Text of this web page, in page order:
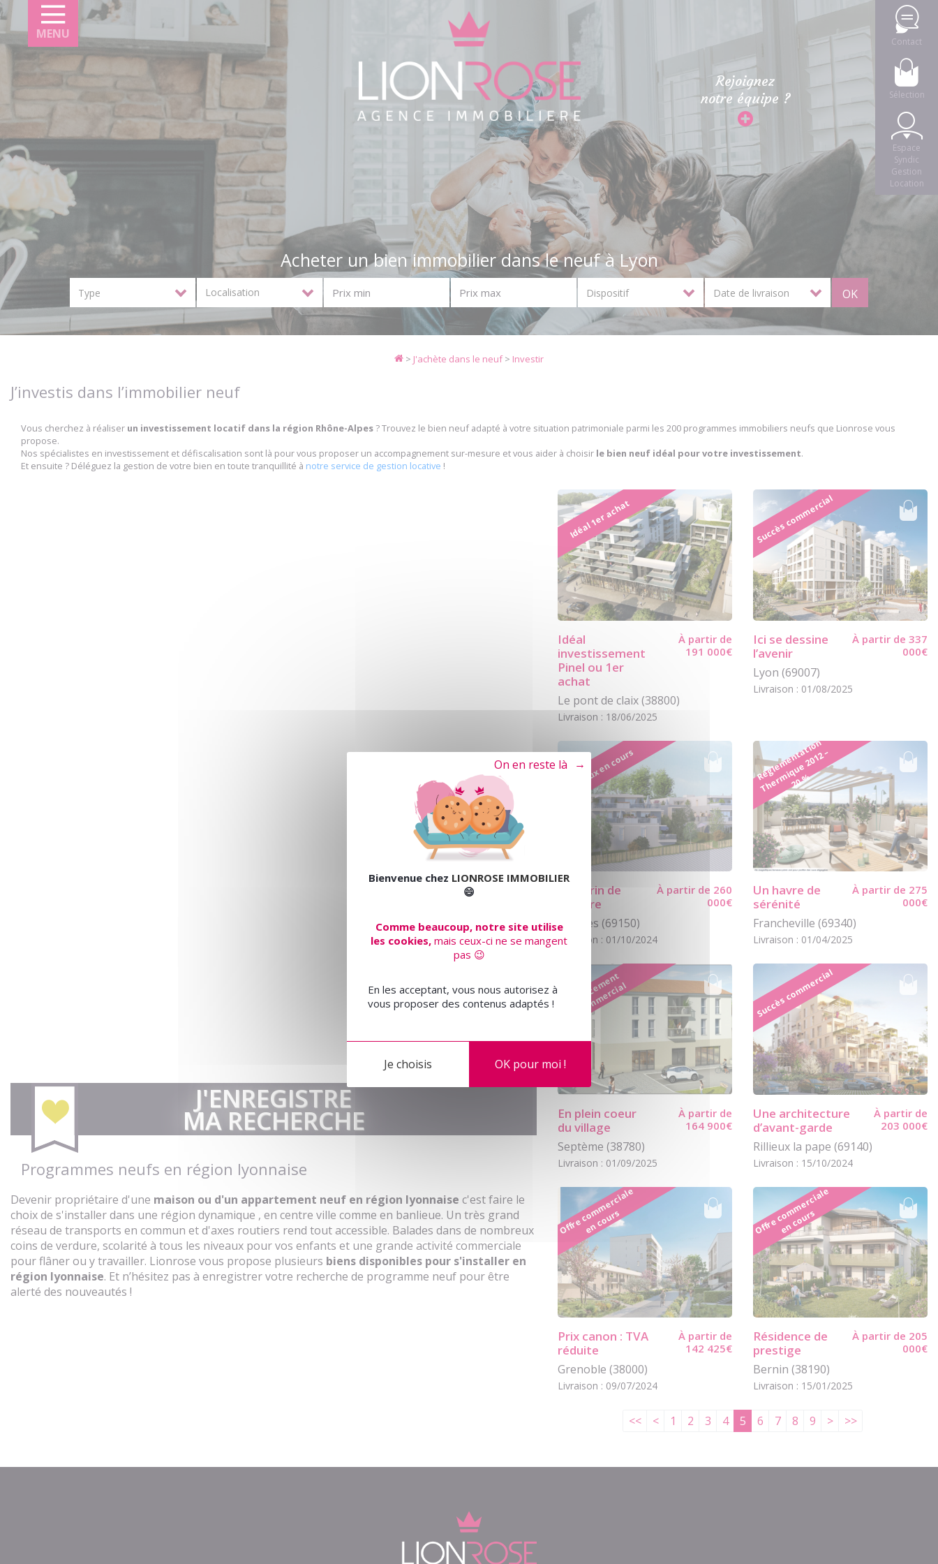
MENU
Rejoignez
notre équipe ?
Contact
Sélection
Espace
Syndic
Gestion
Location
Acheter un bien immobilier dans le neuf à Lyon
Localisation OK
> J'achète dans le neuf> Investir
J’investis dans l’immobilier neuf
Vous cherchez à réaliser un investissement locatif dans la région Rhône-Alpes ? Trouvez le bien neuf adapté à votre situation patrimoniale parmi les 200 programmes immobiliers neufs que Lionrose vous
propose.
Nos spécialistes en investissement et défiscalisation sont là pour vous proposer un accompagnement sur-mesure et vous aider à choisir le bien neuf idéal pour votre investissement.
Et ensuite ? Déléguez la gestion de votre bien en toute tranquillité à notre service de gestion locative !
J'ENREGISTRE
MA RECHERCHE
Programmes neufs en région lyonnaise
Devenir propriétaire d'une maison ou d'un appartement neuf en région lyonnaise c'est faire le
choix de s'installer dans une région dynamique , en centre ville comme en banlieue. Un très grand
réseau de transports en commun et d'axes routiers rend tout accessible. Balades dans de nombreux
coins de verdure, scolarité à tous les niveaux pour vos enfants et une grande activité commerciale
pour flâner ou y travailler. Lionrose vous propose plusieurs biens disponibles pour s'installer en
région lyonnaise. Et n’hésitez pas à enregistrer votre recherche de programme neuf pour être
alerté des nouveautés !
Idéal 1er achat
Idéal
investissement
Pinel ou 1er
achat
À partir de
191 000€
Le pont de claix (38800)
Livraison : 18/06/2025
Succès commercial
Ici se dessine
l’avenir
À partir de 337
000€
Lyon (69007)
Livraison : 01/08/2025
Travaux en cours
Un ecrin de
verdure
À partir de 260
000€
Décines (69150)
Livraison : 01/10/2024
R
é
gl
e
m
e
n
t
a
ti
o
n
T
h
e
r
mi
q
u
e
2
0
1
2
–
2
0
%
Un havre de
sérénité
À partir de 275
000€
Francheville (69340)
Livraison : 01/04/2025
L
a
n
c
e
m
e
n
t
c
o
m
m
e
r
ci
al
En plein coeur
du village
À partir de
164 900€
Septème (38780)
Livraison : 01/09/2025
Succès commercial
Une architecture
d’avant-garde
À partir de
203 000€
Rillieux la pape (69140)
Livraison : 15/10/2024
O
f
f
r
e
c
o
m
m
e
r
ci
al
e
e
n
c
o
u
r
s
Prix canon : TVA
réduite
À partir de
142 425€
Grenoble (38000)
Livraison : 09/07/2024
O
f
f
r
e
c
o
m
m
e
r
ci
al
e
e
n
c
o
u
r
s
Résidence de
prestige
À partir de 205
000€
Bernin (38190)
Livraison : 15/01/2025
<< < 1 2 3 4 5 6 7 8 9 > >>
Panneau de gestion des cookies
Bienvenue chez LIONROSE IMMOBILIER
😄
Comme beaucoup, notre site utilise
les cookies, mais ceux-ci ne se mangent
pas 😉
En les acceptant, vous nous autorisez à
vous proposer des contenus adaptés !
OK pour moi !
Tout refuser
Je choisis